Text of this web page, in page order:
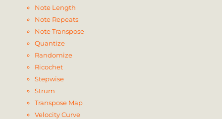
Note Length
Note Repeats
Note Transpose
Quantize
Randomize
Ricochet
Stepwise
Strum
Transpose Map
Velocity Curve